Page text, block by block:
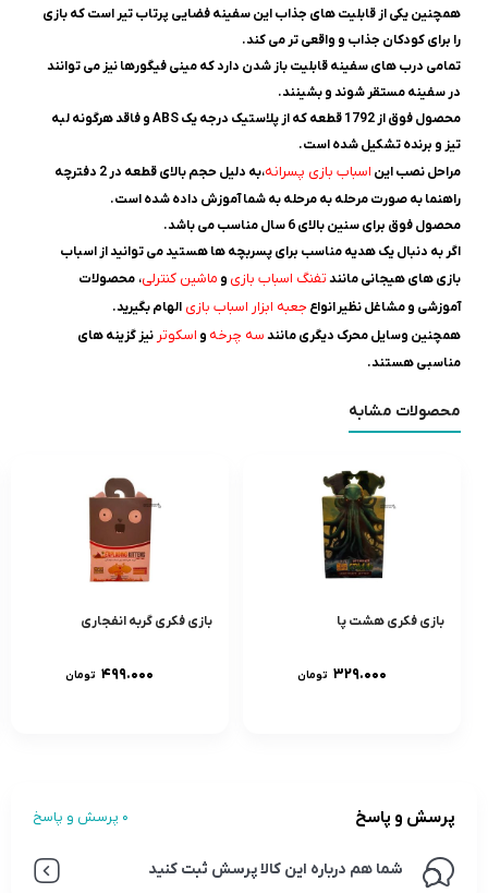
همچنین یکی از قابلیت های جذاب این سفینه فضایی پرتاب تیر است که بازی
را برای کودکان جذاب و واقعی تر می کند.
تمامی درب های سفینه قابلیت باز شدن دارد که مینی فیگورها نیز می توانند
در سفینه مستقر شوند و بشینند.
محصول فوق از 1792 قطعه که از پلاستیک درجه یک ABS و فاقد هرگونه لبه
تیز و برنده تشکیل شده است.
مراحل نصب این اسباب بازی پسرانه
،به دلیل حجم بالای قطعه در 2 دفترچه
راهنما به صورت مرحله به مرحله به شما آموزش داده شده است.
محصول فوق برای سنین بالای 6 سال مناسب می باشد.
اگر به دنبال یک هدیه مناسب برای پسربچه ها هستید می توانید از اسباب
بازی های هیجانی مانندتفنگ اسباب بازی و ماشین کنترلی، محصولات
آموزشی و مشاغل نظیرانواع جعبه ابزار اسباب بازی الهام بگیرید.
همچنین وسایل محرک دیگری مانندسه چرخه و اسکوتر نیز گزینه های
مناسبی هستند.
محصولات مشابه
بازی فکری هشت پا
۳۲۹.۰۰۰ تومان
بازی فکری گربه انفجاری
۴۹۹.۰۰۰ تومان
پرسش و پاسخ 0 پرسش و پاسخ
شما هم درباره این کالا پرسش ثبت کنید